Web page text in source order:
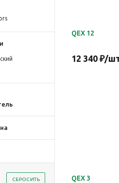
СБРОСИТЬ
QEX 12
12 340 ₽/
QEX 3